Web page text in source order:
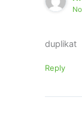
duplikat
Reply